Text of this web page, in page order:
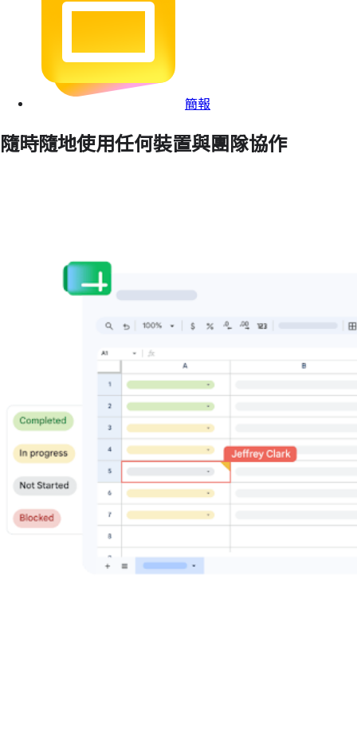
簡報
隨時隨地使用任何裝置與團隊協作